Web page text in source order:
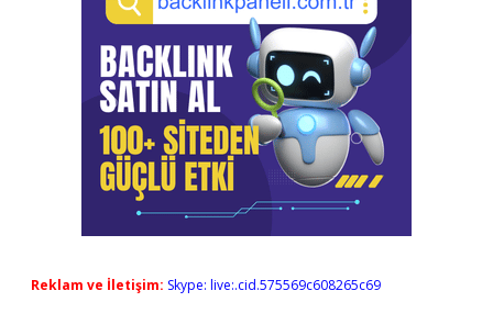
Reklam ve İletişim: Skype: live:.cid.575569c608265c69